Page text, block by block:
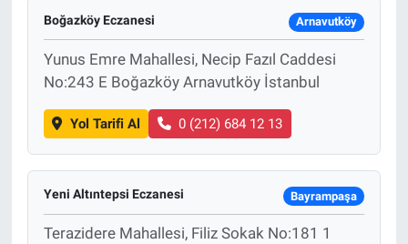
Boğazköy Eczanesi Arnavutköy
Yunus Emre Mahallesi, Necip Fazıl Caddesi
No:243 E Boğazköy Arnavutköy İstanbul
Yol Tarifi Al 0 (212) 684 12 13
Yeni Altıntepsi Eczanesi Bayrampaşa
Terazidere Mahallesi, Filiz Sokak No:181 1